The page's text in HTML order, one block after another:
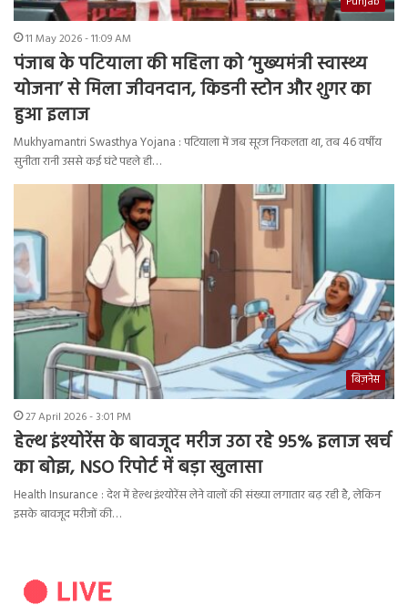
11 May 2026 - 11:09 AM
पंजाब के पटियाला की महिला को ‘मुख्यमंत्री स्वास्थ्य
योजना’ से मिला जीवनदान, किडनी स्टोन और शुगर का
हुआ इलाज
Mukhyamantri Swasthya Yojana : पटियाला में जब सूरज निकलता था, तब 46 वर्षीय
सुनीता रानी उससे कई घंटे पहले ही…
बिज़नेस
27 April 2026 - 3:01 PM
हेल्थ इंश्योरेंस के बावजूद मरीज उठा रहे 95% इलाज खर्च
का बोझ, NSO रिपोर्ट में बड़ा खुलासा
Health Insurance : देश में हेल्थ इंश्योरेंस लेने वालों की संख्या लगातार बढ़ रही है, लेकिन
इसके बावजूद मरीजों की…